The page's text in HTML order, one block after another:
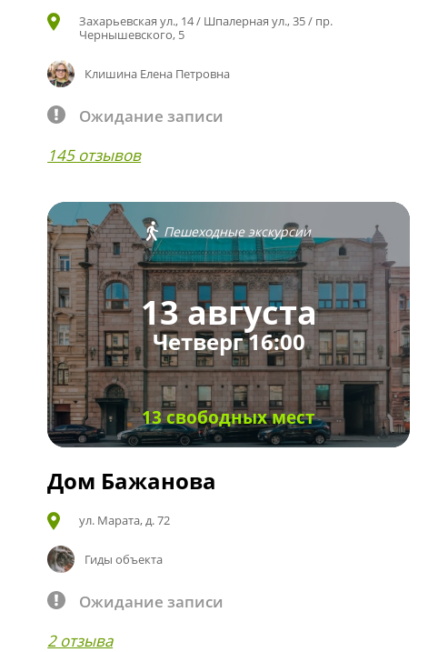
Захарьевская ул., 14 / Шпалерная ул., 35 / пр.
Чернышевского, 5
Клишина Елена Петровна
Ожидание записи
145 отзывов
Пешеходные экскурсии
13 августа
Четверг 16:00
13 свободных мест
Дом Бажанова
ул. Марата, д. 72
Гиды объекта
Ожидание записи
2 отзыва